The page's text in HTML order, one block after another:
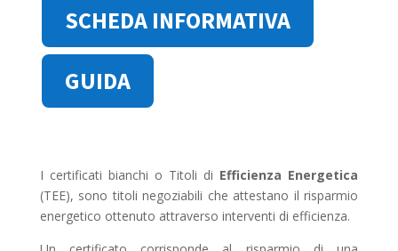
SCHEDA INFORMATIVA
GUIDA
I certificati bianchi o Titoli di Efficienza Energetica
(TEE), sono titoli negoziabili che attestano il risparmio
energetico ottenuto attraverso interventi di efficienza.